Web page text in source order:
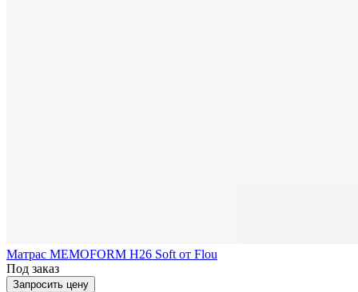
Матрас MEMOFORM H26 Soft от Flou
Под заказ
Запросить цену